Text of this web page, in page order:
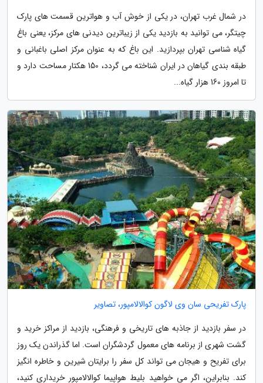
در شمال غرب تهران، در یکی از خوش آب و هواترین قسمت های پارک
چیتگر، می توانید به بازدید یکی از زیباترین دیدنی های مرکز، یعنی باغ
گیاه شناسی تهران بپردازید. این باغ که به عنوان مرکز اصلی باغبانی و
طبقه بندی گیاهان در ایران شناخته می گردد، 150 هکتار مساحت دارد و
تا امروز 160 هزار گیاه...
پارک تفریحی سان وی لاگون کوالالامپور، تصاویر
در سفر بازدید از جاذبه های تاریخی و فرهنگی، بازدید از مراکز خرید و
گشت شهری از برنامه های معمول گردشگران است. اما گذراندن یک روز
برای تفریح و هیجان می تواند کل سفر را برایتان شیرین و خاطره انگیز
کند. بنابراین، اگر می خواهید بلیط هواپیما کوالالامپور خریداری کنید،